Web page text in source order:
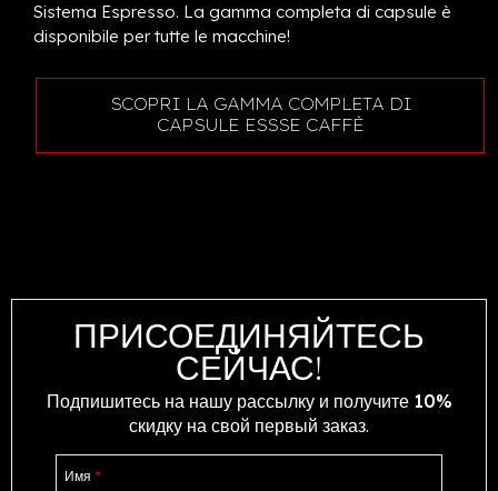
Sistema Espresso. La gamma completa di capsule è
disponibile per tutte le macchine!
SCOPRI LA GAMMA COMPLETA DI
CAPSULE ESSSE CAFFÈ
ПРИСОЕДИНЯЙТЕСЬ
СЕЙЧАС!
Подпишитесь на нашу рассылку и получите 10%
скидку на свой первый заказ.
Имя *